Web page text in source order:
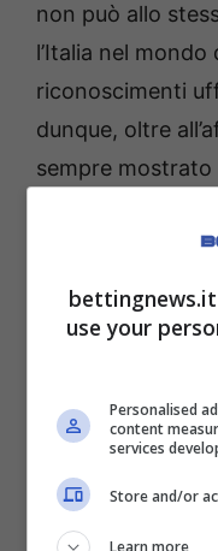
non può allo
l’Italia nel mondo
riconoscimenti
dunque, oltre
sempre
Sinner, il
altissimo
Nel mirino del
per intenderci,
ambasciatore
cittadinanza
use your
Personalised
content
services
Store and/or
Learn more